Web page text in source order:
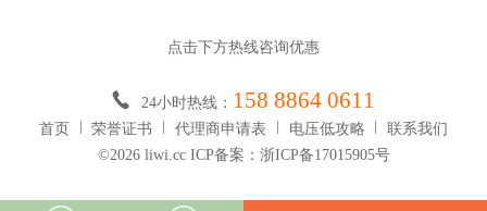
点击下方热线咨询优惠
24小时热线： 158 8864 0611
首页 荣誉证书 代理商申请表 电压低攻略
联系我们
©2026 liwi.cc ICP备案：浙ICP备17015905号